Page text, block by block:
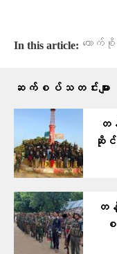
In this article: ကော
ဆက်စပ်သတင်းများ
တ
ဆိုင်
တ